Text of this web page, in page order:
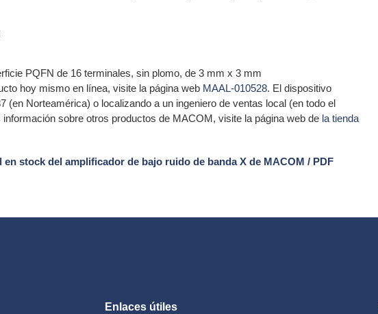
PQFN de 16 terminales, sin plomo, de 3 mm x 3 mm
hoy mismo en línea, visite la página web MAAL-010528. El dispositivo
(en Norteamérica) o localizando a un ingeniero de ventas local (en todo el
información sobre otros productos de MACOM, visite la página web de la tienda
stock del amplificador de bajo ruido de banda X de MACOM / PDF
Enlaces útiles